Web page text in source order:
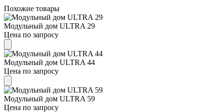
Похожие товары
Модульный дом ULTRA 29
Цена по запросу
Модульный дом ULTRA 44
Цена по запросу
Модульный дом ULTRA 59
Цена по запросу